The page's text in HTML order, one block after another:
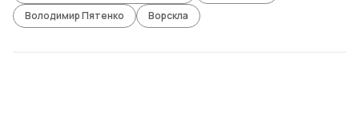
Володимир Пятенко
Ворскла